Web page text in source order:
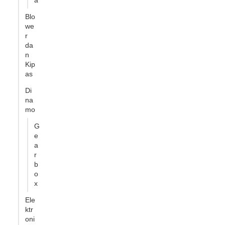
Blo
we
r
da
n
Kip
as
Di
na
mo
G
e
a
r
b
o
x
Ele
ktr
oni